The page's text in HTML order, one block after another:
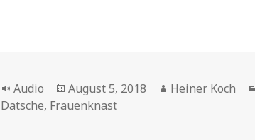
Format
Audio
Veröffentlicht
am
August 5, 2018 Autor
Heiner Koch
Datsche, Frauenknast